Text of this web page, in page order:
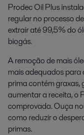
Prodec Oil Plus
regular no processo
extrair até 99,5% do
biogás.
A remoção de mais
mais adequados para
prima contém graxas,
aumentar a receita, o
comprovada. Ouça
como reduzir o
primas.